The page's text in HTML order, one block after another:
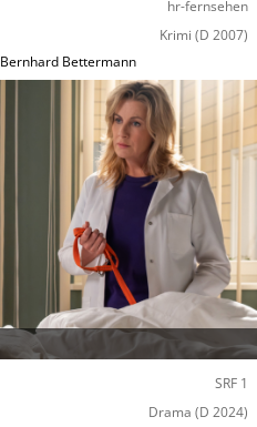
hr-fernsehen
Krimi (D 2007)
Bernhard Bettermann
SRF 1
Drama (D 2024)